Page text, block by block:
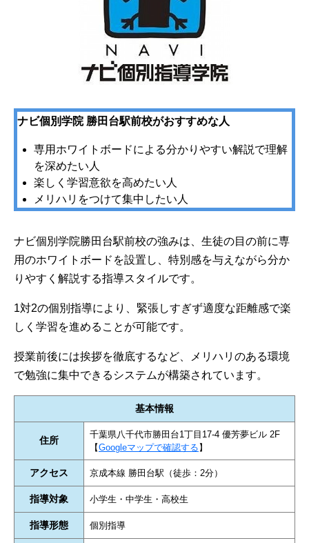
ナビ個別学院 勝田台駅前校がおすすめな人
専用ホワイトボードによる分かりやすい解説で理解
を深めたい人
楽しく学習意欲を高めたい人
メリハリをつけて集中したい人
ナビ個別学院勝田台駅前校の強みは、生徒の目の前に専
用のホワイトボードを設置し、特別感を与えながら分か
りやすく解説する指導スタイルです。
1対2の個別指導により、緊張しすぎず適度な距離感で楽
しく学習を進めることが可能です。
授業前後には挨拶を徹底するなど、メリハリのある環境
で勉強に集中できるシステムが構築されています。
基本情報
住所
千葉県八千代市勝田台1丁目17-4 優芳夢ビル 2F
【Googleマップで確認する】
アクセス 京成本線 勝田台駅（徒歩：2分）
指導対象 小学生・中学生・高校生
指導形態 個別指導